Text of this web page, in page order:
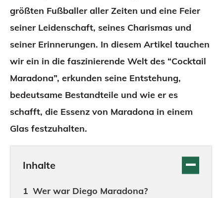
größten Fußballer aller Zeiten und eine Feier
seiner Leidenschaft, seines Charismas und
seiner Erinnerungen. In diesem Artikel tauchen
wir ein in die faszinierende Welt des “Cocktail
Maradona”, erkunden seine Entstehung,
bedeutsame Bestandteile und wie er es
schafft, die Essenz von Maradona in einem
Glas festzuhalten.
Inhalte
Wer war Diego Maradona?